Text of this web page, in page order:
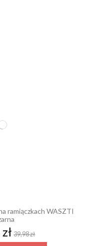
ramiączkach WASZTI
39,98 zł